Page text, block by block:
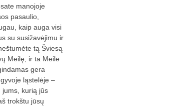
manojoje
pasaulio,
kaip auga visi
su susižavėjimu ir
tą Šviesą
Meilę, ir ta Meile
gera
ląstelėje –
jums, kurią jūs
trokštu jūsų